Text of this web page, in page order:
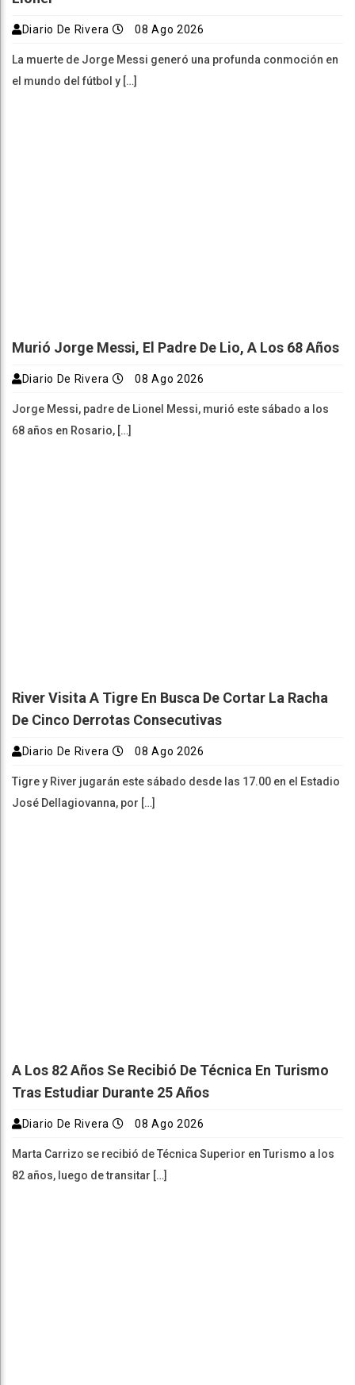
Diario De Rivera 08 Ago 2026
La muerte de Jorge Messi generó una profunda conmoción en
el mundo del fútbol y […]
Murió Jorge Messi, El Padre De Lio, A Los 68 Años
Diario De Rivera 08 Ago 2026
Jorge Messi, padre de Lionel Messi, murió este sábado a los
68 años en Rosario, […]
River Visita A Tigre En Busca De Cortar La Racha
De Cinco Derrotas Consecutivas
Diario De Rivera 08 Ago 2026
Tigre y River jugarán este sábado desde las 17.00 en el Estadio
José Dellagiovanna, por […]
A Los 82 Años Se Recibió De Técnica En Turismo
Tras Estudiar Durante 25 Años
Diario De Rivera 08 Ago 2026
Marta Carrizo se recibió de Técnica Superior en Turismo a los
82 años, luego de transitar […]